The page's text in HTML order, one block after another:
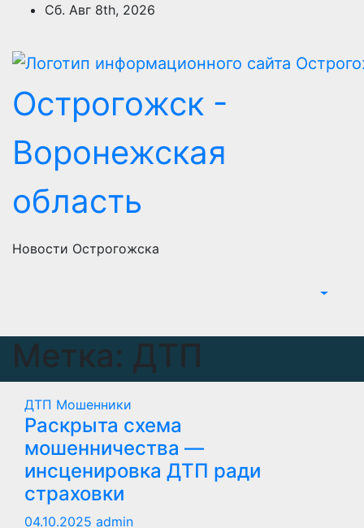
Перейти
содержимому
Сб. Авг 8th, 2026
Острогожск -
Воронежская
область
Новости Острогожска
Метка: ДТП
ДТП Мошенники
Раскрыта схема
мошенничества —
инсценировка ДТП ради
страховки
04.10.2025 admin